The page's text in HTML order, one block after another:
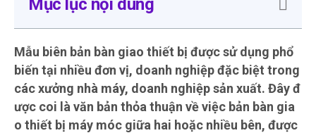
Mục lục nội dung
Mẫu biên bản bàn giao thiết bị được sử dụng phổ
biến tại nhiều đơn vị, doanh nghiệp đặc biệt trong
các xưởng nhà máy, doanh nghiệp sản xuất. Đây đ
ược coi là văn bản thỏa thuận về việc bản bàn gia
o thiết bị máy móc giữa hai hoặc nhiều bên, được